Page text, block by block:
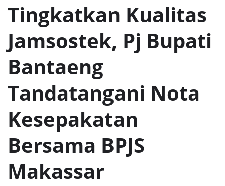
Tingkatkan Kualitas
Jamsostek, Pj Bupati
Bantaeng
Tandatangani Nota
Kesepakatan
Bersama BPJS
Makassar